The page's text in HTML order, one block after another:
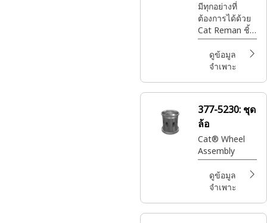
มีทุกอย่างที่
ต้องการได้ด้วย
Cat Reman ชิ้น
ส่วน Cat®ที่ดี
ที่สุดพร้อมการ
รับประกันเต็ม
และสถานที่ที่
ทั้งหมดนี้ใน
ราคาที่จับต้องได้
ดูข้อมูล
จำเพาะ
377-5230: ชุด
ล้อ
Cat® Wheel
Assembly
ดูข้อมูล
จำเพาะ